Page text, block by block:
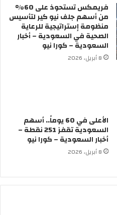
فريمكس تستحوذ على 60%
من أسهم جلف نيو كير لتأسيس
منظومة إستراتيجية للرعاية
الصحية في السعودية – أخبار
السعودية – كورا نيو
8 أبريل، 2026
الأعلى في 60 يوماً.. أسهم
السعودية تقفز 251 نقطة –
أخبار السعودية – كورا نيو
8 أبريل، 2026